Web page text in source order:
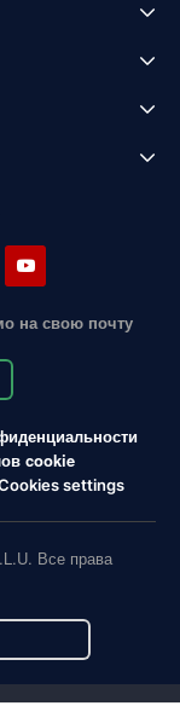
на свою почту
cookie
settings
Все права